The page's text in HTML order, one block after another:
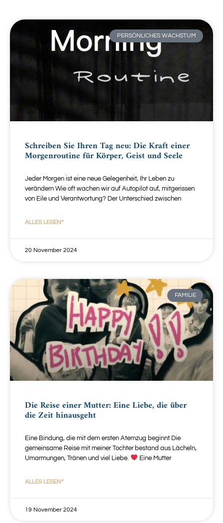
PERSÖNLICHES WACHSTUM
Schreiben Sie Ihren Tag neu: Die Kraft einer
Morgenroutine für Körper, Geist und Seele
Jeder Morgen ist eine neue Gelegenheit, Ihr Leben zu
verändern Wie oft wachen wir auf Autopilot auf, mitgerissen
von Eile und Verantwortung? Der Unterschied zwischen
ALLES LESEN“
20 November 2024
FAMILIE
Die Reise einer Mutter: Eine Liebe, die über
die Zeit hinausgeht
Eine Bindung, die mit dem ersten Atemzug beginnt Die
gemeinsame Reise mit meiner Tochter bestand aus Lächeln,
Umarmungen, Tränen und viel Liebe.
Eine Mutter
ALLES LESEN“
19 November 2024